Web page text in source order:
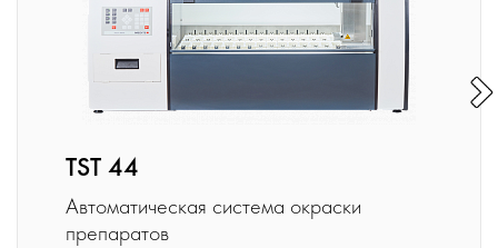
TST 44
Автоматическая система окраски
препаратов